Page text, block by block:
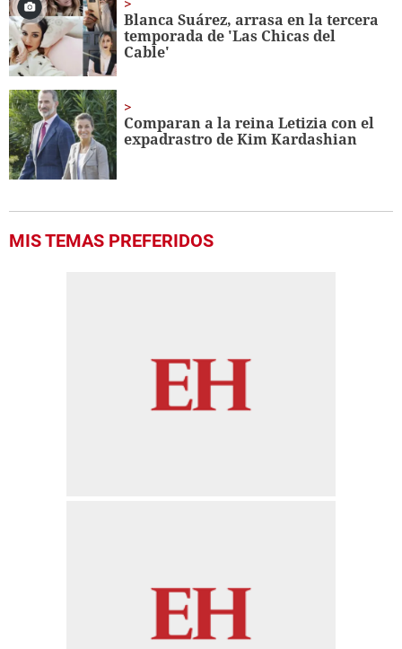
Blanca Suárez, arrasa en la tercera
temporada de 'Las Chicas del
Cable'
Comparan a la reina Letizia con el
expadrastro de Kim Kardashian
MIS TEMAS PREFERIDOS